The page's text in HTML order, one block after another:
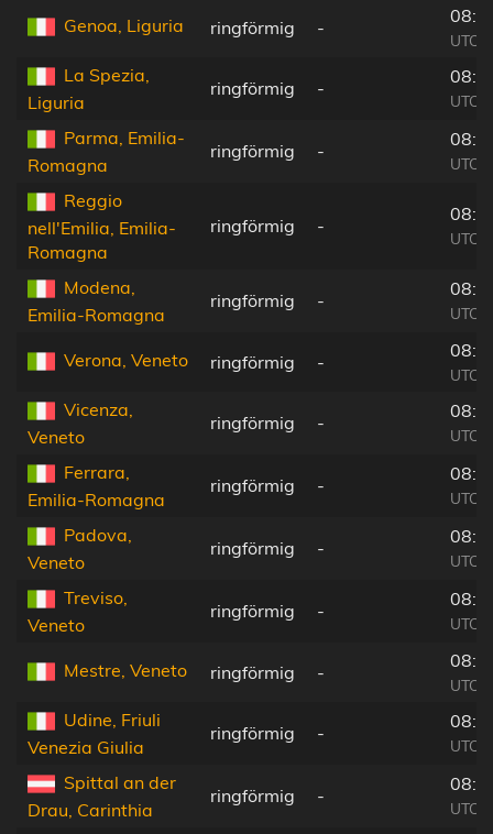
Genoa, Liguria ringförmig -
La Spezia,
Liguria
ringförmig -
Parma, Emilia-
Romagna
ringförmig -
Reggio
nell'Emilia, Emilia-
Romagna
ringförmig -
Modena,
Emilia-Romagna
ringförmig -
Verona, Veneto ringförmig -
Vicenza,
Veneto
ringförmig -
Ferrara,
Emilia-Romagna
ringförmig -
Padova,
Veneto
ringförmig -
Treviso,
Veneto
ringförmig -
Mestre, Veneto ringförmig -
Udine, Friuli
Venezia Giulia
ringförmig -
Spittal an der
Drau, Carinthia
ringförmig -